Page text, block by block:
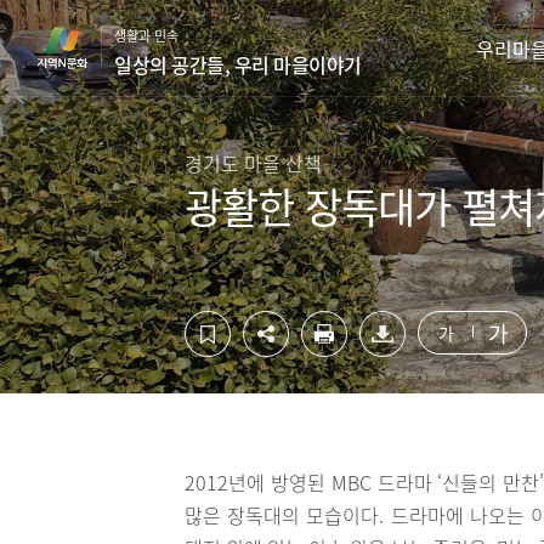
컨
텐
츠
영
역
바
로
가
기
하
단
영
역
바
로
가
기
생활과 민속
일상의 공간들, 우리 마을이야기
우리마
경기도 마을 산책
광활한 장독대가 펼
가 가
2012년에 방영된 MBC 드라마 ‘신들의 만
많은 장독대의 모습이다. 드라마에 나오는